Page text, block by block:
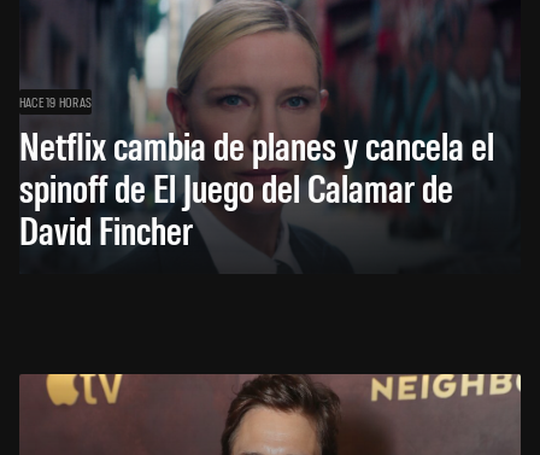
HACE 19 HORAS
Netflix cambia de planes y cancela el
spinoff de El Juego del Calamar de
David Fincher